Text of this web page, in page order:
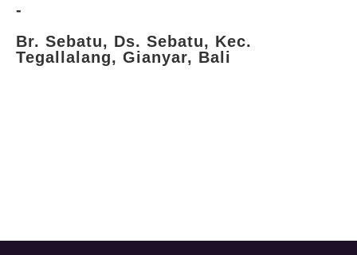
-
Br. Sebatu, Ds. Sebatu, Kec.
Tegallalang, Gianyar, Bali